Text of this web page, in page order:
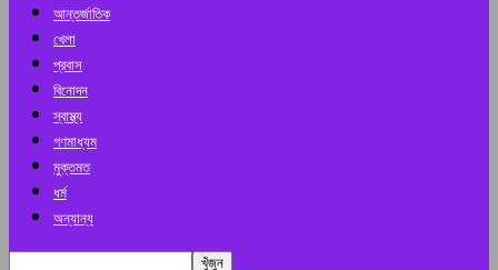
আন্তর্জাতিক
খেলা
প্রবাস
বিনোদন
স্বাস্থ্য
গণমাধ্যম
মুক্তমত
ধর্ম
অন্যান্য